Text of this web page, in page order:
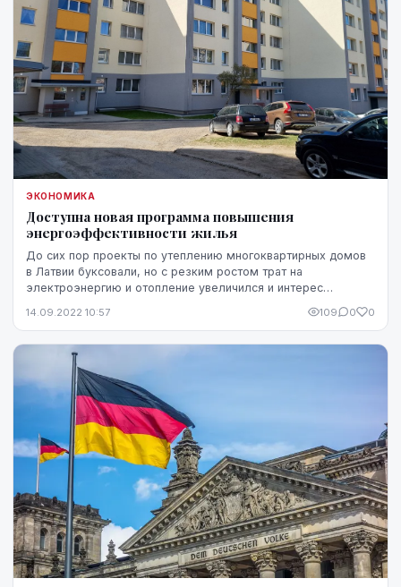
ЭКОНОМИКА
Доступна новая программа повышения
энергоэффективности жилья
До сих пор проекты по утеплению многоквартирных домов
в Латвии буксовали, но с резким ростом трат на
электроэнергию и отопление увеличился и интерес
14.09.2022 10:57 109 0 0